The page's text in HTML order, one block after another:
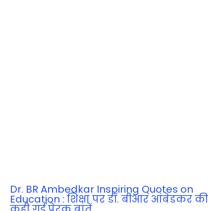
Dr. BR Ambedkar Inspiring Quotes on
Education : शिक्षा पर डॉ. बीआर आंबेडकर की